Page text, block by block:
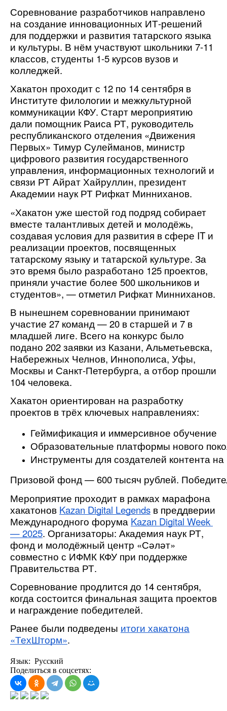
Соревнование разработчиков направлено
на создание инновационных ИТ-решений
для поддержки и развития татарского языка
и культуры. В нём участвуют школьники 7-11
классов, студенты 1-5 курсов вузов и
колледжей.
Хакатон проходит с 12 по 14 сентября в
Институте филологии и межкультурной
коммуникации КФУ. Старт мероприятию
дали помощник Раиса РТ, руководитель
республиканского отделения «Движения
Первых» Тимур Сулейманов, министр
цифрового развития государственного
управления, информационных технологий и
связи РТ Айрат Хайруллин, президент
Академии наук РТ Рифкат Минниханов.
«Хакатон уже шестой год подряд собирает
вместе талантливых детей и молодёжь,
создавая условия для развития в сфере IT и
реализации проектов, посвященных
татарскому языку и татарской культуре. За
это время было разработано 125 проектов,
приняли участие более 500 школьников и
студентов», — отметил Рифкат Минниханов.
В нынешнем соревновании принимают
участие 27 команд — 20 в старшей и 7 в
младшей лиге. Всего на конкурс было
подано 202 заявки из Казани, Альметьевска,
Набережных Челнов, Иннополиса, Уфы,
Москвы и Санкт-Петербурга, а отбор прошли
104 человека.
Хакатон ориентирован на разработку
проектов в трёх ключевых направлениях:
Геймификация и иммерсивное обучение
Образовательные платформы нового
Инструменты для создателей контента на
Призовой фонд — 600 тысяч рублей.
Мероприятие проходит в рамках марафона
хакатонов Kazan Digital Legends в преддверии
Международного форума Kazan Digital Week
— 2025. Организаторы: Академия наук РТ,
фонд и молодёжный центр «Сәләт»
совместно с ИФМК КФУ при поддержке
Правительства РТ.
Соревнование продлится до 14 сентября,
когда состоится финальная защита проектов
и награждение победителей.
Ранее были подведены итоги хакатона
«ТехШторм».
Язык: Русский
Поделиться в соцсетях: